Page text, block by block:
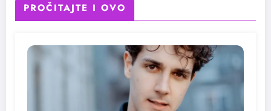
PROČITAJTE I OVO